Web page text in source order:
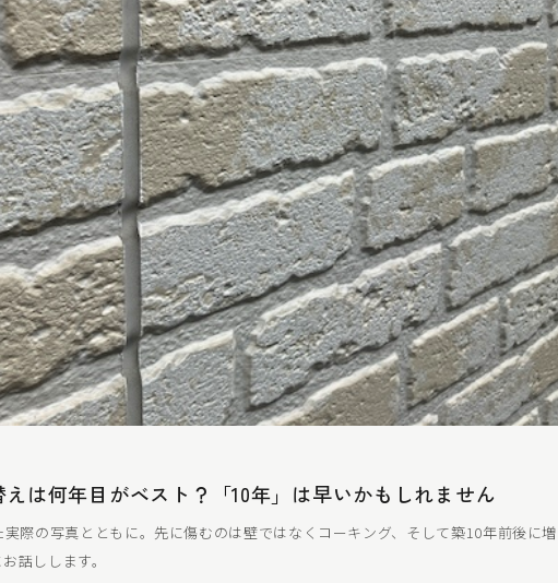
は何年目がベスト？「10年」は早いかもしれません
際の写真とともに。先に傷むのは壁ではなくコーキング、そして築10年前後に
話しします。